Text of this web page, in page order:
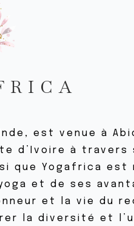
est venue à
d’Ivoire à
que Yogafrica est
et de ses
et la vie du
la diversité et